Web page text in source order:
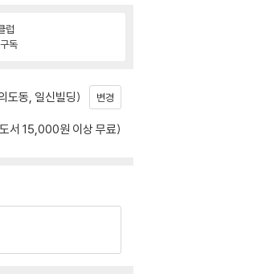
럽
독
도동, 일신빌딩) 변경
서 15,000원 이상 무료)